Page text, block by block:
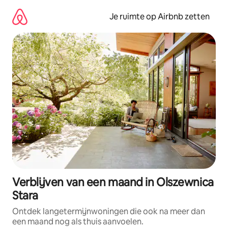
direct
naar
inhoud
Je ruimte op Airbnb zetten
Verblijven van een maand in Olszewnica
Stara
Ontdek langetermijnwoningen die ook na meer dan
een maand nog als thuis aanvoelen.